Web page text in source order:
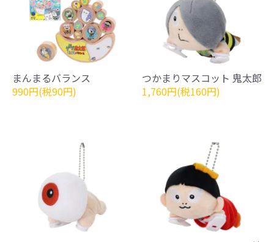
まんまるバランス
990円(税90円)
つかまりマスコット 鬼太郎
1,760円(税160円)